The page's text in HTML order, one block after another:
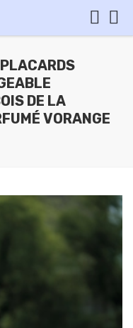
DE LA
VORANGE